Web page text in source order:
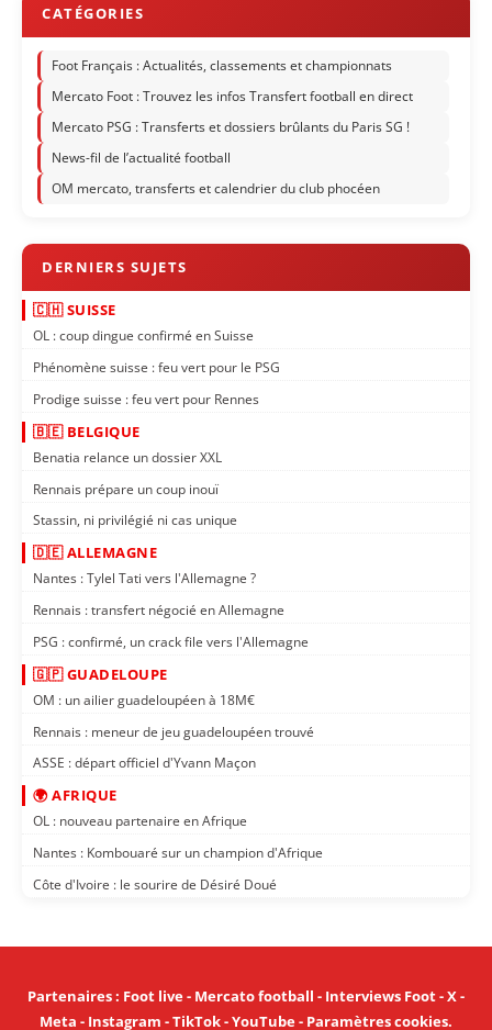
Foot Français : Actualités, classements et championnats
Mercato Foot : Trouvez les infos Transfert football en direct
Mercato PSG : Transferts et dossiers brûlants du Paris SG !
News-fil de l’actualité football
OM mercato, transferts et calendrier du club phocéen
🇨🇭 SUISSE
OL : coup dingue confirmé en Suisse
Phénomène suisse : feu vert pour le PSG
Prodige suisse : feu vert pour Rennes
🇧🇪 BELGIQUE
Benatia relance un dossier XXL
Rennais prépare un coup inouï
Stassin, ni privilégié ni cas unique
🇩🇪 ALLEMAGNE
Nantes : Tylel Tati vers l'Allemagne ?
Rennais : transfert négocié en Allemagne
PSG : confirmé, un crack file vers l'Allemagne
🇬🇵 GUADELOUPE
OM : un ailier guadeloupéen à 18M€
Rennais : meneur de jeu guadeloupéen trouvé
ASSE : départ officiel d'Yvann Maçon
🌍 AFRIQUE
OL : nouveau partenaire en Afrique
Nantes : Kombouaré sur un champion d'Afrique
Côte d'Ivoire : le sourire de Désiré Doué
Partenaires: Foot live- Mercato football - Interviews Foot-X-
Meta - Instagram -TikTok-YouTube- Paramètres cookies.